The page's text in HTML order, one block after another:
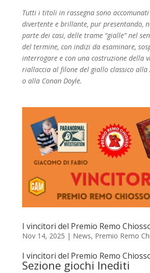
Tutti i titoli in rassegna sono
divertente e brillante, pur presentando,
parte dei casi, delle trame “gialle” nel
del termine, con indizi da esaminare,
interrogare e con una costruzione della
riallaccia al filone del giallo classico alla
o alla Conan Doyle.
I vincitori del Premio Remo
Nov 14, 2025 | News, Premio Remo
I vincitori del Premio Remo
Sezione giochi Inediti